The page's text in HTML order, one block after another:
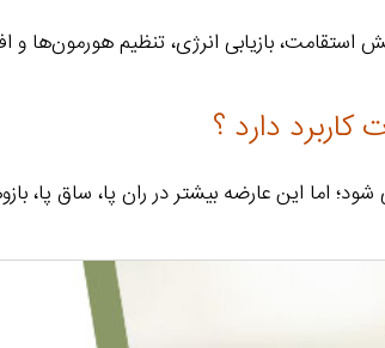
استقامت، بازیابی انرژی، تنظیم هورمون‌ها
دارد ؟
اما این عارضه بیشتر در ران پا، ساق پا،